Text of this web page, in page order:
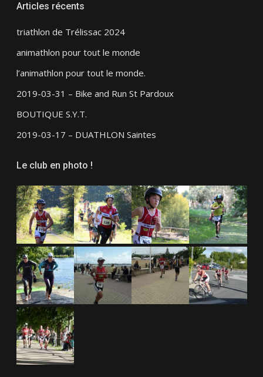
Articles récents
triathlon de Trélissac 2024
animathlon pour tout le monde
l’animathlon pour tout le monde.
2019-03-31 – Bike and Run St Pardoux
BOUTIQUE S.Y.T.
2019-03-17 – DUATHLON Saintes
Le club en photo !